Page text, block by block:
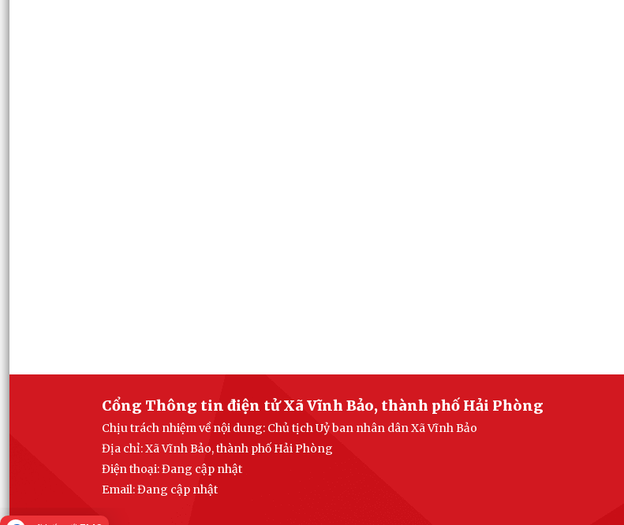
Cổng Thông tin điện tử Xã Vĩnh Bảo, thành phố Hải Phòng
Chịu trách nhiệm về nội dung: Chủ tịch Uỷ ban nhân dân Xã Vĩnh Bảo
Địa chỉ: Xã Vĩnh Bảo, thành phố Hải Phòng
Điện thoại: Đang cập nhật
Email:Đang cập nhật